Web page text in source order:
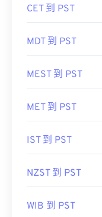
CET 到 PST
MDT 到 PST
MEST 到 PST
MET 到 PST
IST 到 PST
NZST 到 PST
WIB 到 PST